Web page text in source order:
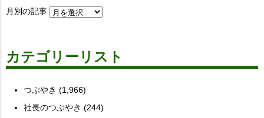
月別の記事
カテゴリーリスト
つぶやき (1,966)
社長のつぶやき (244)